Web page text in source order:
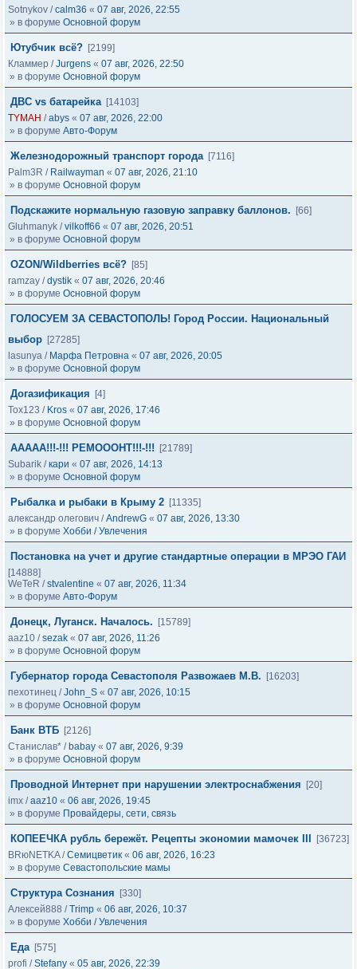
Sotnykov /calm36 « 07 авг, 2026, 22:55
» в форуме Основной форум
Ютубчик всё? [2199]
Кламмер /Jurgens « 07 авг, 2026, 22:50
» в форуме Основной форум
ДВС vs батарейка [14103]
TYMAH /abys « 07 авг, 2026, 22:00
» в форуме Авто-Форум
Железнодорожный транспорт города [7116]
Palm3R / Railwayman « 07 авг, 2026, 21:10
» в форуме Основной форум
Подскажите нормальную газовую заправку баллонов.
[66]
Gluhmanyk /vilkoff66 « 07 авг, 2026, 20:51
» в форуме Основной форум
OZON/Wildberries всё? [85]
ramzay /dystik « 07 авг, 2026, 20:46
» в форуме Основной форум
ГОЛОСУЕМ ЗА СЕВАСТОПОЛЬ! Город России. Национальный
выбор [27285]
lasunya / Марфа Петровна « 07 авг, 2026, 20:05
» в форуме Основной форум
Догазификация
[4]
Tox123 / Kros « 07 авг, 2026, 17:46
» в форуме Основной форум
ААААА!!!-!!! РЕМОООНТ!!!-!!!
[21789]
Subarik /кари « 07 авг, 2026, 14:13
» в форуме Основной форум
Рыбалка и рыбаки в Крыму 2 [11335]
александр олегович /AndrewG « 07 авг, 2026, 13:30
» в форуме Хобби / Увлечения
Постановка на учет и другие стандартные операции в МРЭО ГАИ
[14888]
WeTeR /stvalentine « 07 авг, 2026, 11:34
» в форуме Авто-Форум
Донецк, Луганск. Началось.
[15789]
aaz10 /sezak « 07 авг, 2026, 11:26
» в форуме Основной форум
Губернатор города Севастополя Развожаев М.В.
[16203]
пехотинец /John_S « 07 авг, 2026, 10:15
» в форуме Основной форум
Банк ВТБ [2126]
Станислав* / babay « 07 авг, 2026, 9:39
» в форуме Основной форум
Проводной Интернет при нарушении электроснабжения
[20]
imx /aaz10 « 06 авг, 2026, 19:45
» в форуме Провайдеры, сети, связь
КОПЕЕЧКА рубль бережёт. Рецепты экономии мамочек III
[36723]
BRюNETKA/Семицветик « 06 авг, 2026, 16:23
» в форуме Севастопольские мамы
Структура Сознания
[330]
Алексей888 /Trimp « 06 авг, 2026, 10:37
» в форуме Хобби / Увлечения
Еда [575]
profi /Stefany « 05 авг, 2026, 22:39